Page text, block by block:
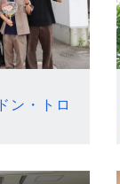
ン・トロ